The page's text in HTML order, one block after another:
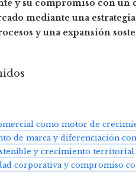
y su compromiso con un
mediante una
y una expansión
como motor de
de marca y diferenciación
y crecimiento territorial
corporativa y compromiso